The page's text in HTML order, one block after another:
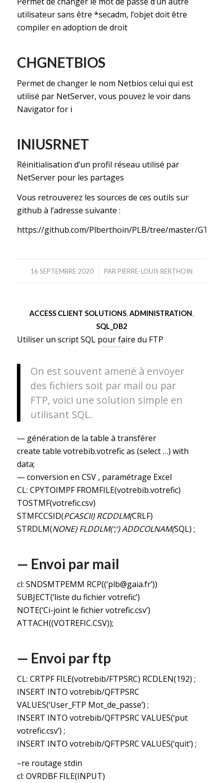
utilisateur sans être *secadm, l’objet doit être
compiler en adoption de droit
CHGNETBIOS
Permet de changer le nom Netbios celui qui est
utilisé par NetServer, vous pouvez le voir dans
Navigator for i
INIUSRNET
Réinitialisation d’un profil réseau utilisé par
NetServer pour les partages
Vous retrouverez les sources de ces outils sur
github à l’adresse suivante :
https://github.com/Plberthoin/PLB/tree/master/
16 SEPTEMBRE 2020
/ PAR PIERRE-LOUIS BERTHOIN
ACCESS CLIENT SOLUTIONS,ADMINISTRATION,
SQL_DB2
Utiliser un script SQL pour faire du FTP
On est souvent amené à envoyer
des fichiers soit par mail ou par
FTP, voici une solution simple en
utilisant SQL.
— génération de la table à transférer
create table votrebib.votrefic as (select …) with
data;
— conversion en CSV , paramétrage Excel
CL: CPYTOIMPF FROMFILE(votrebib.votrefic)
TOSTMF(votrefic.csv)
STMFCCSID(PCASCII) RCDDLM(CRLF)
STRDLM(NONE) FLDDLM(‘;’) ADDCOLNAM(SQL) ;
— Envoi par mail
cl: SNDSMTPEMM RCP((‘plb@gaia.fr’))
SUBJECT(‘liste du fichier votrefic’)
NOTE(‘Ci-joint le fichier votrefic.csv’)
ATTACH((VOTREFIC.CSV));
— Envoi par ftp
CL: CRTPF FILE(votrebib/FTPSRC) RCDLEN(192) ;
INSERT INTO votrebib/QFTPSRC
VALUES(‘User_FTP Mot_de_passe’) ;
INSERT INTO votrebib/QFTPSRC VALUES(‘put
votrefic.csv’) ;
INSERT INTO votrebib/QFTPSRC VALUES(‘quit’) ;
–re routage stdin
cl: OVRDBF FILE(INPUT)